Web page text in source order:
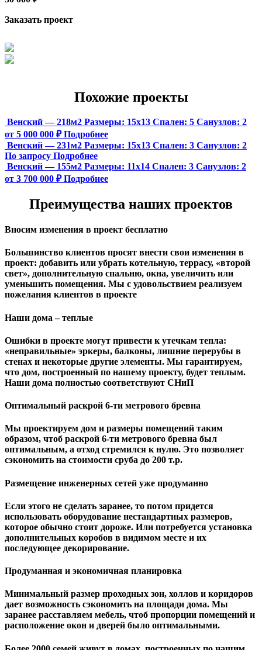
Заказать проект
Похожие проекты
Венский — 218м2 Размеры: 15х13 Спален: 5 Санузлов: 2
от 5 000 000 ₽ Подробнее
Венский — 231м2 Размеры: 15х13 Спален: 3 Санузлов: 2
По запросу Подробнее
Венский — 155м2 Размеры: 11х14 Спален: 3 Санузлов: 2
от 3 700 000 ₽ Подробнее
Преимущества наших проектов
Вносим изменения в проект бесплатно
Большинство клиентов просят внести свои изменения в
проект: добавить или убрать котельную, террасу, «второй
свет», дополнительную спальню, окна, увеличить или
уменьшить помещения. Мы с удовольствием реализуем
пожелания клиентов в проекте
Наши дома – теплые
Ошибки в проекте могут привести к утечкам тепла:
«неправильные» эркеры, балконы, лишние перерубы в
стенах и некоторые другие элементы. Мы гарантируем,
чтo дом, построенный по нашему проекту, будет теплым.
Наши дома полностью соответствуют СНиП
Оптимальный раскрой 6-ти метрового бревна
Мы проектируем дом и размеры помещений таким
образом, чтоб раскрой 6-ти метрового бревна был
оптимальным, а отход стремился к нулю. Это позволяет
сэкономить на стоимости сруба до 200 т.р.
Размещение инженерных сетей уже продуманно
Если этого не сделать заранее, то потом придется
использовать оборудование нестандартных размеров,
которое обычно стоит дороже. Или потребуется установка
дополнительных коробов в видимом месте и их
последующее декорирование.
Продуманная и экономичная планировка
Минимальный размер проходных зон, холлов и коридоров
дает возможность сэкономить на площади дома. Мы
заранее расставляем мебель, чтоб пропорции помещений и
расположение окон и дверей было оптимальными.